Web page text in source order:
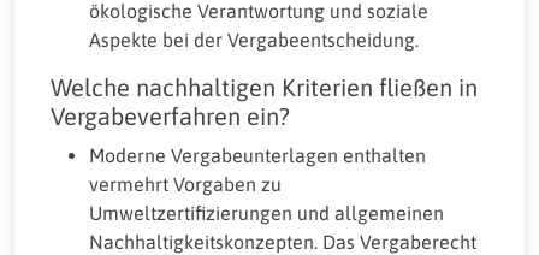
ökologische Verantwortung und soziale
Aspekte bei der Vergabeentscheidung.
Welche nachhaltigen Kriterien fließen in
Vergabeverfahren ein?
Moderne Vergabeunterlagen enthalten
vermehrt Vorgaben zu
Umweltzertifizierungen und allgemeinen
Nachhaltigkeitskonzepten. Das Vergaberecht